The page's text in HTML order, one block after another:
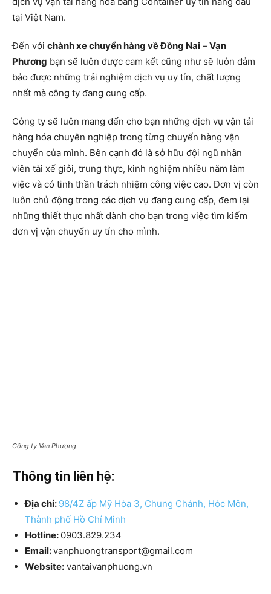
tại Việt Nam.
Đến với chành xe chuyển hàng về Đồng Nai –Vạn
Phương bạn sẽ luôn được cam kết cũng như sẽ luôn đảm
bảo được những trải nghiệm dịch vụ uy tín, chất lượng
nhất mà công ty đang cung cấp.
Công ty sẽ luôn mang đến cho bạn những dịch vụ vận tải
hàng hóa chuyên nghiệp trong từng chuyến hàng vận
chuyển của mình. Bên cạnh đó là sở hữu đội ngũ nhân
viên tài xế giỏi, trung thực, kinh nghiệm nhiều năm làm
việc và có tinh thần trách nhiệm công việc cao. Đơn vị còn
luôn chủ động trong các dịch vụ đang cung cấp, đem lại
những thiết thực nhất dành cho bạn trong việc tìm kiếm
đơn vị vận chuyển uy tín cho mình.
Công ty Vạn Phượng
Thông tin liên hệ:
Địa chỉ: 98/4Z ấp Mỹ Hòa 3, Chung Chánh, Hóc Môn,
Thành phố Hồ Chí Minh
Hotline: 0903.829.234
Email:vanphuongtransport@gmail.com
Website: vantaivanphuong.vn